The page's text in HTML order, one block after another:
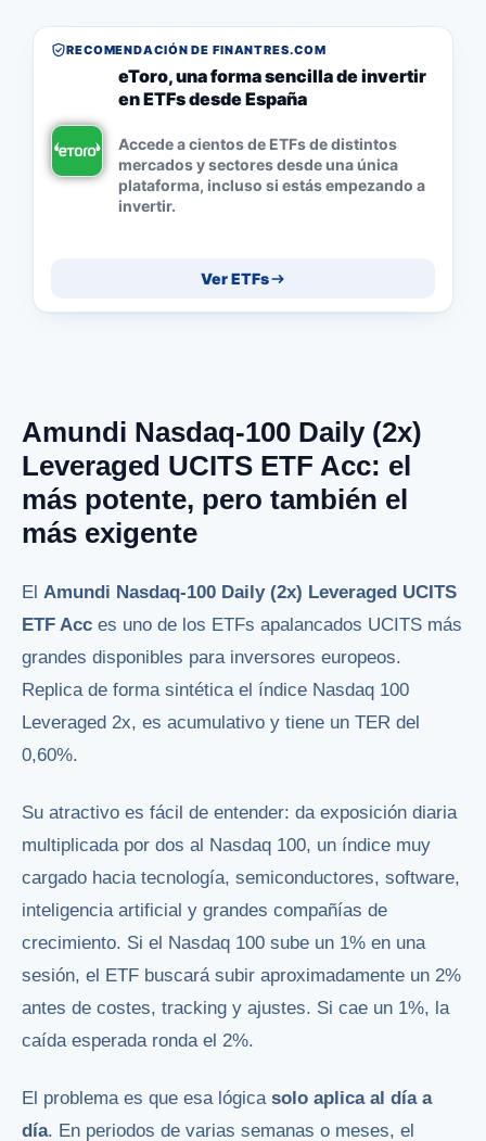
RECOMENDACIÓN DE FINANTRES.COM
eToro, una forma sencilla de invertir
en ETFs desde España
Accede a cientos de ETFs de distintos
mercados y sectores desde una única
plataforma, incluso si estás empezando a
invertir.
Ver ETFs
Amundi Nasdaq-100 Daily (2x)
Leveraged UCITS ETF Acc: el
más potente, pero también el
más exigente
El Amundi Nasdaq-100 Daily (2x) Leveraged UCITS
ETF Acc es uno de los ETFs apalancados UCITS más
grandes disponibles para inversores europeos.
Replica de forma sintética el índice Nasdaq 100
Leveraged 2x, es acumulativo y tiene un TER del
0,60%.
Su atractivo es fácil de entender: da exposición diaria
multiplicada por dos al Nasdaq 100, un índice muy
cargado hacia tecnología, semiconductores, software,
inteligencia artificial y grandes compañías de
crecimiento. Si el Nasdaq 100 sube un 1% en una
sesión, el ETF buscará subir aproximadamente un 2%
antes de costes, tracking y ajustes. Si cae un 1%, la
caída esperada ronda el 2%.
El problema es que esa lógica solo aplica al día a
día. En periodos de varias semanas o meses, el